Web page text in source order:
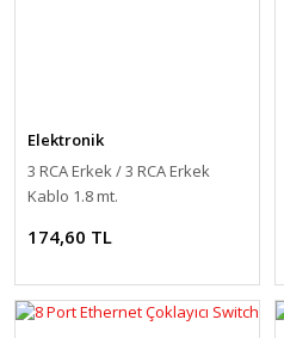
Elektronik
3 RCA Erkek / 3 RCA Erkek
Kablo 1.8 mt.
174,60 TL